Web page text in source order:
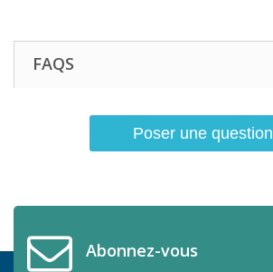
FAQS
Poser une question
Abonnez-vous